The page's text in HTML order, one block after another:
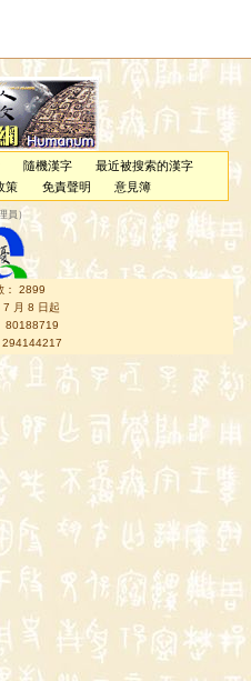
隨機漢字
最近被搜索的漢字
策 免責聲明 意見簿
員）
： 2899
7 月 8 日起
80188719
294144217